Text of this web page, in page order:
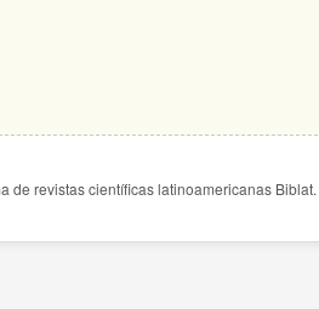
de revistas científicas latinoamericanas